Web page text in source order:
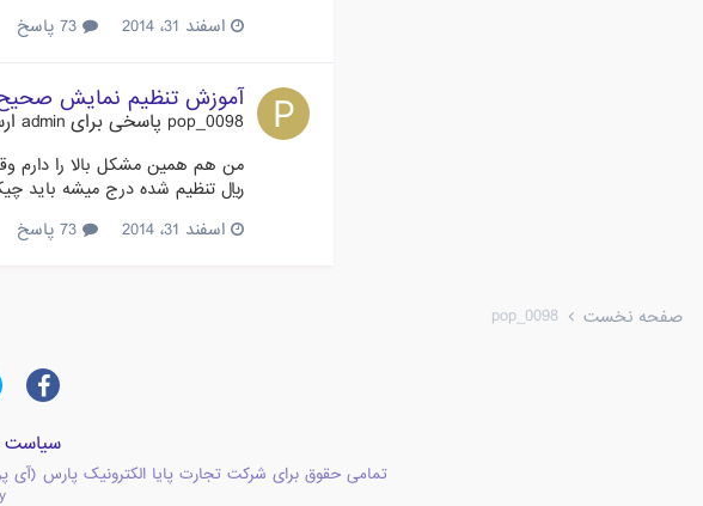
اسفند 31، 2014
آموزش تنظیم نمایش صحیح
pop_0098 پاسخی برای admin
من هم همین م‍شکل بالا را دارم
ریال تنظیم شده درج میشه باید
اسفند 31، 2014
صفحه نخست pop_0098
تمامی حقوق برای شرکت تجارت پایا الکترونیک پارس